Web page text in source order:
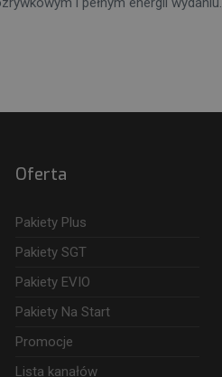
Oferta
Pakiety Plus
Pakiety SGT
Pakiety EVIO
Pakiety Na Start
Promocje
Lista kanałów